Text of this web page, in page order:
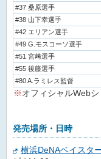
#37 桑原選手
#38 山下幸選手
#42 エリアン選手
#49 G.モスコーソ選手
#51 宮﨑選手
#55 後藤選手
#80 A.ラミレス監督
※オフィシャルWeb
発売場所・日時
横浜DeNAベイスタ